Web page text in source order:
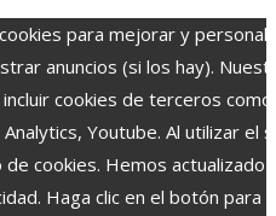
para mejorar y
anuncios (si los hay).
cookies de terceros como
Youtube. Al utilizar el
cookies. Hemos actualizado
Haga clic en el botón para